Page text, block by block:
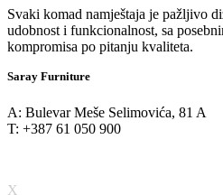
Svaki komad namještaja je pažljivo
udobnost i funkcionalnost, sa
kompromisa po pitanju kvaliteta.
Saray Furniture
A: Bulevar Meše Selimovića, 81 A
T: +387 61 050 900
X